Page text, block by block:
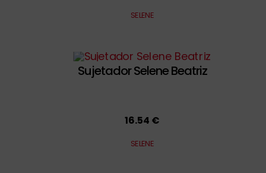
SELENE
Sujetador Selene Beatriz
16.54 €
SELENE